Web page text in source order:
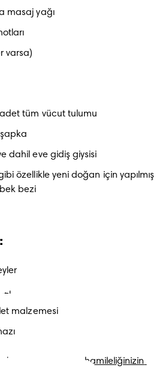
masaj yağı
varsa)
tüm vücut tulumu
dahil eve gidiş giysisi
özellikle yeni doğan için yapılmış
bezi
malzemesi
yanı sıra, hamileliğinizin